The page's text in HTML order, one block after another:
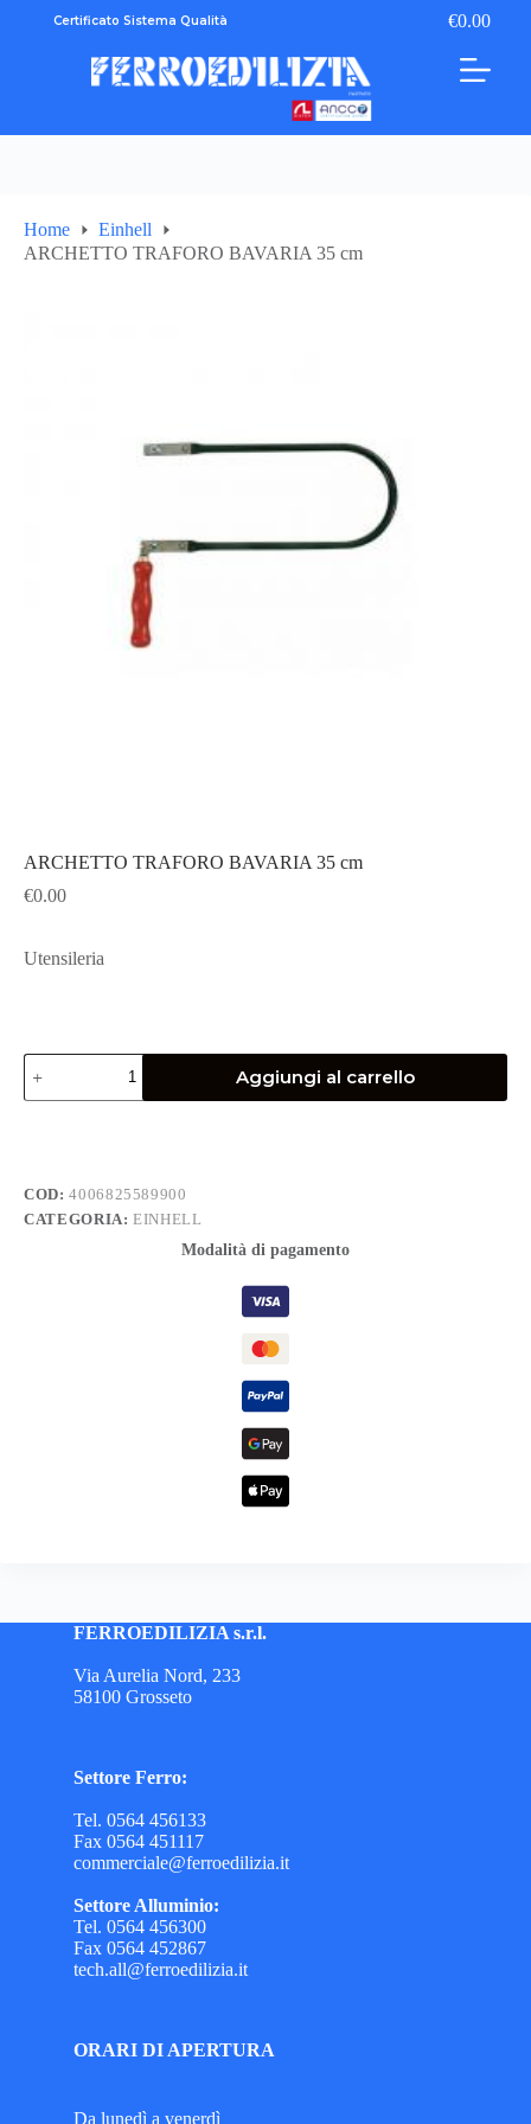
Certificato Sistema Qualità Carrello
€0.00
Home
Einhell
ARCHETTO TRAFORO BAVARIA 35 cm
ARCHETTO TRAFORO BAVARIA 35 cm
€0.00
Utensileria
ARCHETTO
TRAFORO
BAVARIA
Aggiungi al carrello
COD:4006825589900
CATEGORIA:EINHELL
Modalità di pagamento
FERROEDILIZIA s.r.l.
Via Aurelia Nord, 233
58100 Grosseto
Settore Ferro:
Tel. 0564 456133
Fax 0564 451117
commerciale@ferroedilizia.it
Settore Alluminio:
Tel. 0564 456300
Fax 0564 452867
tech.all@ferroedilizia.it
ORARI DI APERTURA
Da lunedì a venerdì